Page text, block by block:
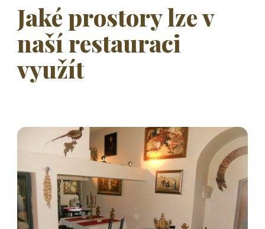
Jaké prostory lze v
naší restauraci
využít